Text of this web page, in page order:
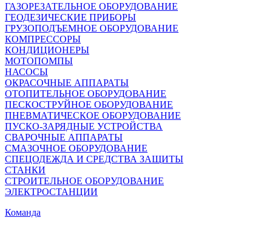
ГАЗОРЕЗАТЕЛЬНОЕ ОБОРУДОВАНИЕ
ГЕОДЕЗИЧЕСКИЕ ПРИБОРЫ
ГРУЗОПОДЪЕМНОЕ ОБОРУДОВАНИЕ
КОМПРЕССОРЫ
КОНДИЦИОНЕРЫ
МОТОПОМПЫ
НАСОСЫ
ОКРАСОЧНЫЕ АППАРАТЫ
ОТОПИТЕЛЬНОЕ ОБОРУДОВАНИЕ
ПЕСКОСТРУЙНОЕ ОБОРУДОВАНИЕ
ПНЕВМАТИЧЕСКОЕ ОБОРУДОВАНИЕ
ПУСКО-ЗАРЯДНЫЕ УСТРОЙСТВА
СВАРОЧНЫЕ АППАРАТЫ
СМАЗОЧНОЕ ОБОРУДОВАНИЕ
СПЕЦОДЕЖДА И СРЕДСТВА ЗАЩИТЫ
СТАНКИ
СТРОИТЕЛЬНОЕ ОБОРУДОВАНИЕ
ЭЛЕКТРОСТАНЦИИ
Команда